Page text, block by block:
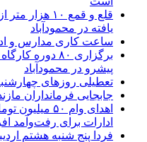
قلع و قمع ۱۰
یافته در محمودآباد
ساعت کاری مدارس و
برگزاری ۸۰
پیشرو در محمودآباد
تعطیلی روز‌های
جابجایی فرمانداران
ادارات برای رفت‌و‌آمد